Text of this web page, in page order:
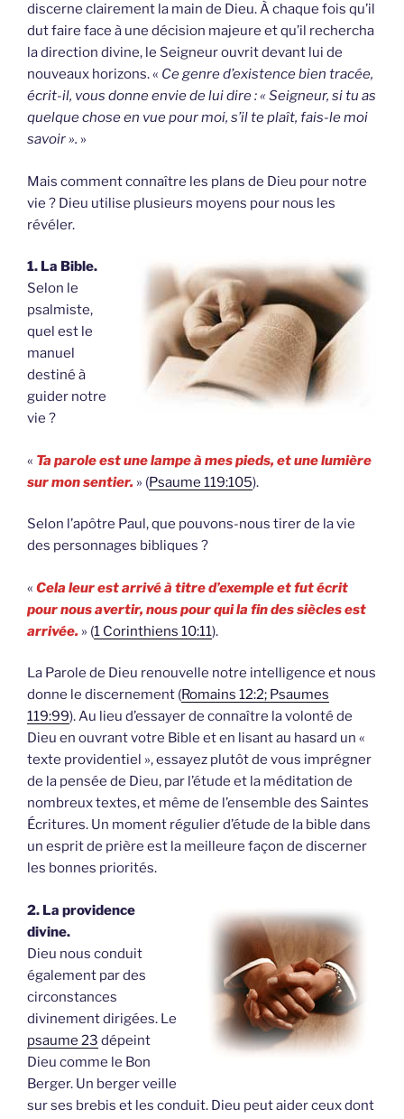
discerne clairement la main de Dieu. À chaque fois qu’il
dut faire face à une décision majeure et qu’il rechercha
la direction divine, le Seigneur ouvrit devant lui de
nouveaux horizons. « Ce genre d’existence bien tracée,
écrit-il, vous donne envie de lui dire : « Seigneur, si tu as
quelque chose en vue pour moi, s’il te plaît, fais-le moi
savoir ». »
Mais comment connaître les plans de Dieu pour notre
vie ? Dieu utilise plusieurs moyens pour nous les
révéler.
1. La Bible.
Selon le
psalmiste,
quel est le
manuel
destiné à
guider notre
vie ?
« Ta parole est une lampe à mes pieds, et une lumière
sur mon sentier. » (Psaume 119:105).
Selon l’apôtre Paul, que pouvons-nous tirer de la vie
des personnages bibliques ?
« Cela leur est arrivé à titre d’exemple et fut écrit
pour nous avertir, nous pour qui la fin des siècles est
arrivée. » (1 Corinthiens 10:11).
La Parole de Dieu renouvelle notre intelligence et nous
donne le discernement (Romains 12:2; Psaumes
119:99). Au lieu d’essayer de connaître la volonté de
Dieu en ouvrant votre Bible et en lisant au hasard un «
texte providentiel », essayez plutôt de vous imprégner
de la pensée de Dieu, par l’étude et la méditation de
nombreux textes, et même de l’ensemble des Saintes
Écritures. Un moment régulier d’étude de la bible dans
un esprit de prière est la meilleure façon de discerner
les bonnes priorités.
2. La providence
divine.
Dieu nous conduit
également par des
circonstances
divinement dirigées. Le
psaume 23 dépeint
Dieu comme le Bon
Berger. Un berger veille
sur ses brebis et les conduit. Dieu peut aider ceux dont